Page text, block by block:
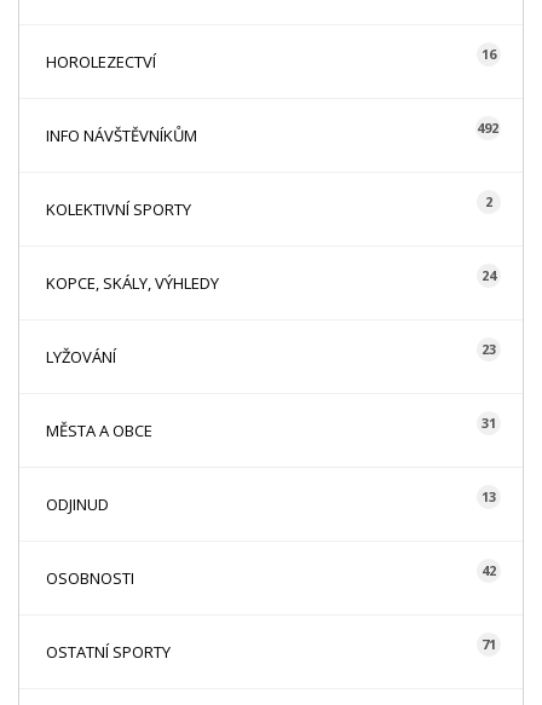
HOROLEZECTVÍ 16
INFO NÁVŠTĚVNÍKŮM 492
KOLEKTIVNÍ SPORTY 2
KOPCE, SKÁLY, VÝHLEDY 24
LYŽOVÁNÍ 23
MĚSTA A OBCE 31
ODJINUD 13
OSOBNOSTI 42
OSTATNÍ SPORTY 71